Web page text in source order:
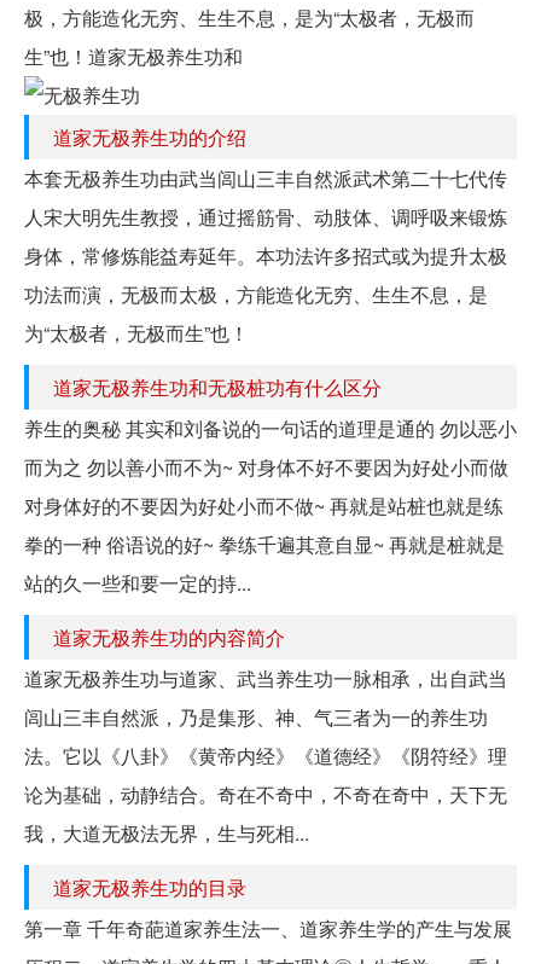
极，方能造化无穷、生生不息，是为“太极者，无极而
生”也！道家无极养生功和
道家无极养生功的介绍
本套无极养生功由武当闾山三丰自然派武术第二十七代传
人宋大明先生教授，通过摇筋骨、动肢体、调呼吸来锻炼
身体，常修炼能益寿延年。本功法许多招式或为提升太极
功法而演，无极而太极，方能造化无穷、生生不息，是
为“太极者，无极而生”也！
道家无极养生功和无极桩功有什么区分
养生的奥秘 其实和刘备说的一句话的道理是通的 勿以恶小
而为之 勿以善小而不为~ 对身体不好不要因为好处小而做
对身体好的不要因为好处小而不做~ 再就是站桩也就是练
拳的一种 俗语说的好~ 拳练千遍其意自显~ 再就是桩就是
站的久一些和要一定的持...
道家无极养生功的内容简介
道家无极养生功与道家、武当养生功一脉相承，出自武当
闾山三丰自然派，乃是集形、神、气三者为一的养生功
法。它以《八卦》《黄帝内经》《道德经》《阴符经》理
论为基础，动静结合。奇在不奇中，不奇在奇中，天下无
我，大道无极法无界，生与死相...
道家无极养生功的目录
第一章 千年奇葩道家养生法一、道家养生学的产生与发展